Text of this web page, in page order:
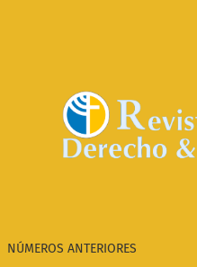
NÚMEROS ANTERIORES